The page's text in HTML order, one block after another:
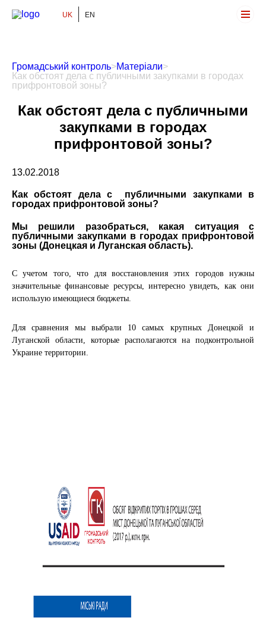
Громадський Контроль
UK EN
Громадський контроль>Матеріали>
Как обстоят дела с публичными закупками в городах
прифронтовой зоны?
Как обстоят дела с публичными
закупками в городах
прифронтовой зоны?
13.02.2018
Как обстоят дела с публичными закупками в
городах прифронтовой зоны?
Мы решили разобраться, какая ситуация с
публичными закупками в городах прифронтовой
зоны (Донецкая и Луганская область).
С учетом того, что для восстановления этих городов нужны
значительные финансовые ресурсы, интересно увидеть, как они
использую имеющиеся бюджеты.
Для сравнения мы выбрали 10 самых крупных Донецкой и
Луганской области, которые располагаются на подконтрольной
Украине территории.